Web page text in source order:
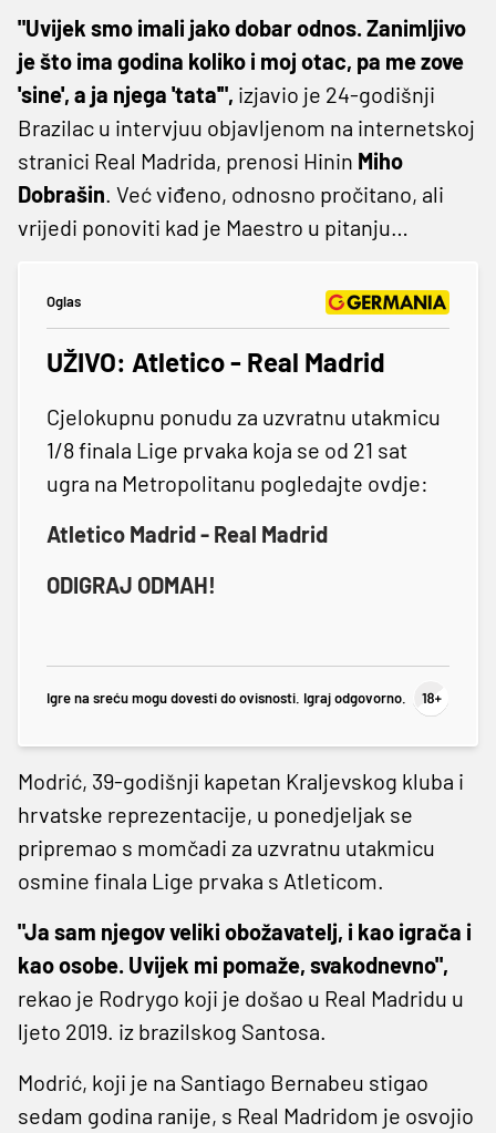
"Uvijek smo imali jako dobar odnos. Zanimljivo
je što ima godina koliko i moj otac, pa me zove
'sine', a ja njega 'tata'", izjavio je 24-godišnji
Brazilac u intervjuu objavljenom na internetskoj
stranici Real Madrida, prenosi Hinin Miho
Dobrašin. Već viđeno, odnosno pročitano, ali
vrijedi ponoviti kad je Maestro u pitanju…
Oglas
UŽIVO: Atletico - Real Madrid
Cjelokupnu ponudu za uzvratnu utakmicu
1/8 finala Lige prvaka koja se od 21 sat
ugra na Metropolitanu pogledajte ovdje:
Atletico Madrid - Real Madrid
ODIGRAJ ODMAH!
Igre na sreću mogu dovesti do ovisnosti. Igraj odgovorno.
Modrić, 39-godišnji kapetan Kraljevskog kluba i
hrvatske reprezentacije, u ponedjeljak se
pripremao s momčadi za uzvratnu utakmicu
osmine finala Lige prvaka s Atleticom.
"Ja sam njegov veliki obožavatelj, i kao igrača i
kao osobe. Uvijek mi pomaže, svakodnevno",
rekao je Rodrygo koji je došao u Real Madridu u
ljeto 2019. iz brazilskog Santosa.
Modrić, koji je na Santiago Bernabeu stigao
sedam godina ranije, s Real Madridom je osvojio